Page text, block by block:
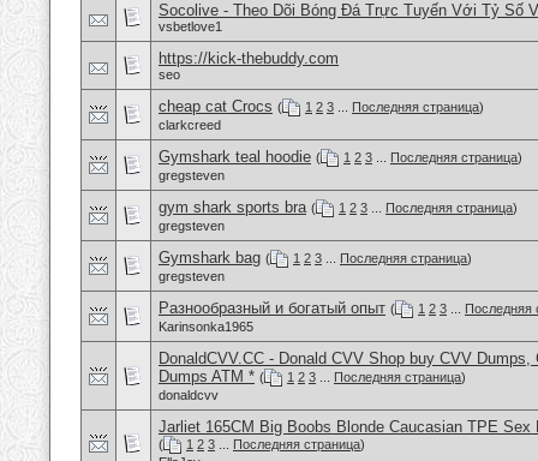
Socolive - Theo Dõi Bóng Đá Trực Tuyến Với Tỷ Số
vsbetlove1
https://kick-thebuddy.com
seo
cheap cat Crocs ( 1 2 3 Последняя страница)
clarkcreed
Gymshark teal hoodie ( 1 2 3 Последняя страница)
gregsteven
gym shark sports bra ( 1 2 3 Последняя страница)
gregsteven
Gymshark bag ( 1 2 3 Последняя страница)
gregsteven
Разнообразный и богатый опыт ( 1 2 3
Последняя
Karinsonka1965
DonaldCVV.CC - Donald CVV Shop buy CVV
Dumps ATM * ( 1 2 3 Последняя страница)
donaldcvv
Jarliet 165CM Big Boobs Blonde Caucasian TPE Sex
( 1 2 3 Последняя страница)